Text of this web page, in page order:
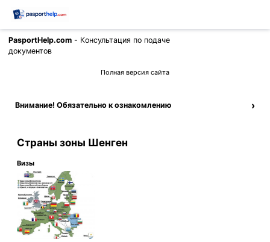
PasportHelp.com - Консультация по подаче
документов
Полная версия сайта
Внимание! Обязательно к ознакомлению ›
Страны зоны Шенген
Визы